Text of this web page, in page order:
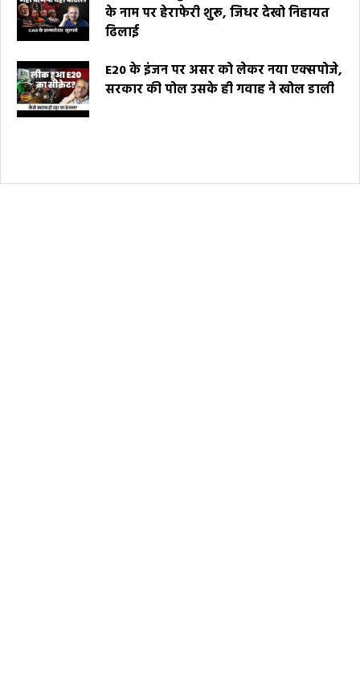
के नाम पर हेराफेरी शुरू, जिधर देखो निहायत
ढिलाई
E20 के इंजन पर असर को लेकर नया एक्सपोजे,
सरकार की पोल उसके ही गवाह ने खोल डाली